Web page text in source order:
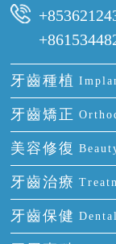
牙齒種植
種牙
單顆牙缺失
門牙缺失
多顆牙缺失
半口缺失
牙齒矯正
隱形箍牙
前牙反頜
牙齒擁擠
牙齒前突
美容修復
全瓷牙
烤瓷牙
氟斑牙
牙齒治療
補牙
智齒
牙齒保健